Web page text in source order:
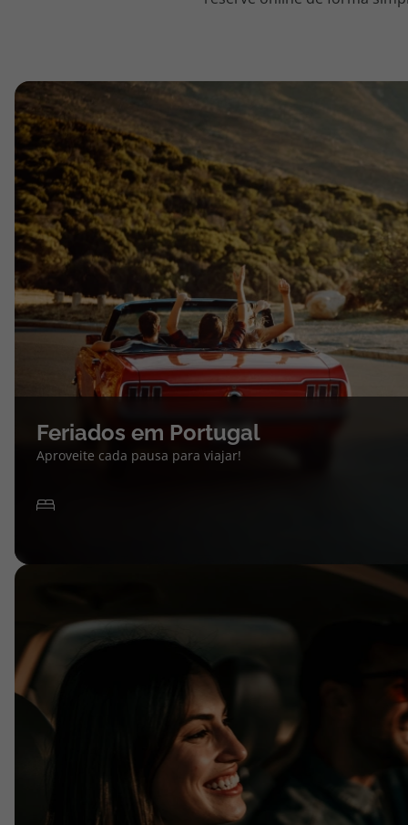
topatlantico@topatlantico.com
Feriados em Portugal
Aproveite cada pausa para viajar!